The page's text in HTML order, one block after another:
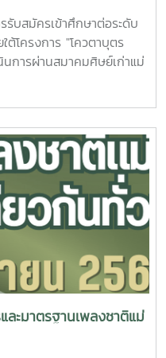
รับสมัครเข้าศึกษาต่อระดับ
โครงการ "โควตาบุตร
นการผ่านสมาคมศิษย์เก่าแม่
2568 ถึง 25 มีนาคม
ำหรับผู้สมัคร (บุตร/หลาน): -
าทะเบียนบ้าน - สำเนาใบ
งาน (ตามที่สาขาวิชา
ที่สาขาวิชากำหนด) - คำ
ด) ๐ เอกสารที่ต้องใช้
): - สำเนาบัตรประจำตัว
ำเนาบัตรสมาชิกสมาคมศิษย์
ได้ที่สมาคมศิษย์เก่า) ๐
จ้ มหาวิทยาลัยแม่โจ้ 63
จังหวัดเชียงใหม่ 50290
ยกสมาคมศิษย์เก่า:
9995
ละมาตรฐานเพลงชาติแม่